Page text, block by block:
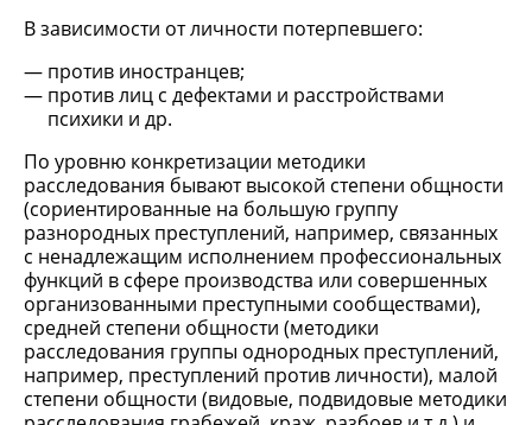
В зависимости от личности потерпевшего:
против иностранцев;
против лиц с дефектами и расстройствами
психики и др.
По уровню конкретизации методики
расследования бывают высокой степени общности
(сориентированные на большую группу
разнородных преступлений, например, связанных
с ненадлежащим исполнением профессиональных
функций в сфере производства или совершенных
организованными преступными сообществами),
средней степени общности (методики
расследования группы однородных преступлений,
например, преступлений против личности), малой
степени общности (видовые, подвидовые методики